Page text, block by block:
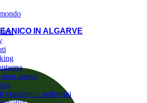
amour
viandanti e pellegrini
IN ALGARVE